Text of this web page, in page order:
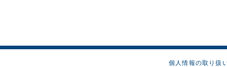
個人情報の取り扱